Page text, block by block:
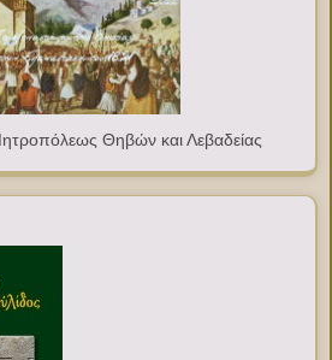
Θηβών και Λεβαδείας